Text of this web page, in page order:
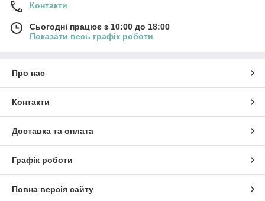
Контакти
Сьогодні працює з 10:00 до 18:00
Показати весь графік роботи
Про нас
Контакти
Доставка та оплата
Графік роботи
Повна версія сайту